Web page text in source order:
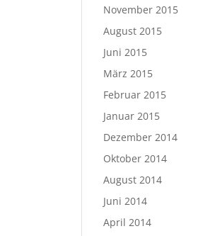
November 2015
August 2015
Juni 2015
März 2015
Februar 2015
Januar 2015
Dezember 2014
Oktober 2014
August 2014
Juni 2014
April 2014